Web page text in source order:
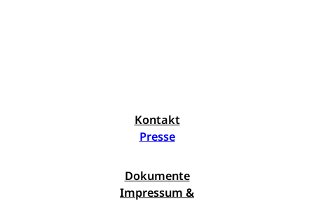
Kontakt
Presse
Dokumente
Impressum &